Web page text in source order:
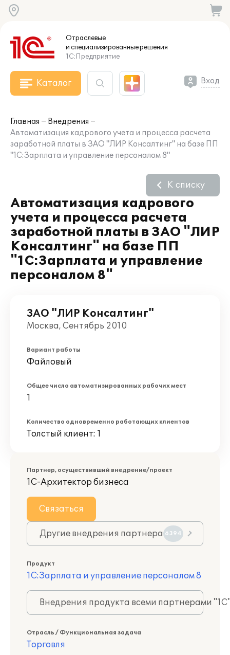
Отраслевые
и специализированныерешения
1С:Предприятие
Каталог Вход
Главная
Внедрения
Автоматизация кадрового учета и процесса расчета
заработной платы в ЗАО "ЛИР Консалтинг" на базе ПП
"1С:Зарплата и управление персоналом 8"
Автоматизация кадрового
учета и процесса расчета
заработной платы в ЗАО "ЛИР
Консалтинг" на базе ПП
"1С:Зарплата и управление
персоналом 8"
К списку
ЗАО "ЛИР Консалтинг"
Москва, Сентябрь 2010
Вариант работы
Файловый
Общее число автоматизированных рабочих мест
1
Количество одновременно работающих клиентов
Толстый клиент: 1
Партнер, осуществивший внедрение/проект
1С-Архитектор бизнеса
Связаться
Другие внедрения партнера 6394
Продукт
1С:Зарплата и управление персоналом 8
Внедрения продукта всеми партнерами
Отрасль / Функциональная задача
Торговля